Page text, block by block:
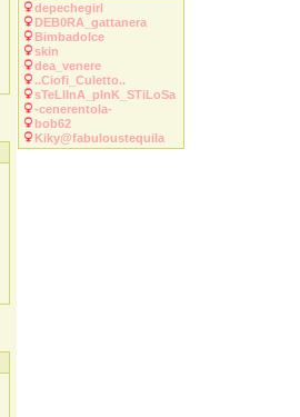
depechegirl
DEB0RA_gattanera
Bimbadolce
skin
dea_venere
..Ciofi_Culetto..
sTeLlInA_pInK_STiLoSa
-cenerentola-
bob62
Kiky@fabuloustequila